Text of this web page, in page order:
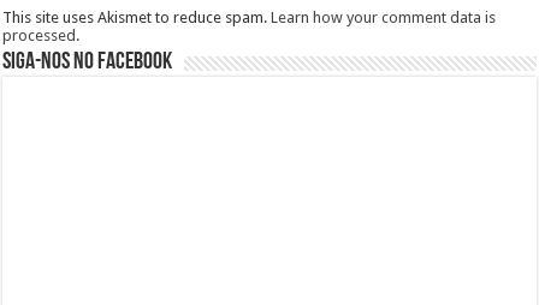
This site uses Akismet to reduce spam.Learn how your comment data is
processed.
Siga-nos no Facebook